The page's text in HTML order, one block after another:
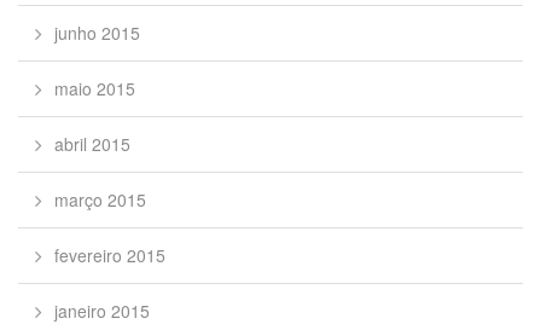
junho 2015
maio 2015
abril 2015
março 2015
fevereiro 2015
janeiro 2015